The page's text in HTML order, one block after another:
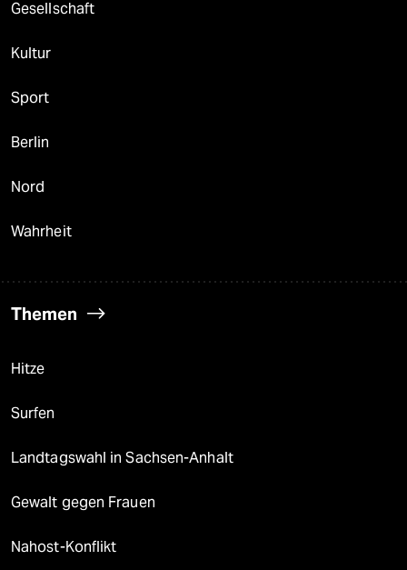
Gesellschaft
Kultur
Sport
Berlin
Nord
Wahrheit
Themen
Hitze
Surfen
Landtagswahl in Sachsen-Anhalt
Gewalt gegen Frauen
Nahost-Konflikt